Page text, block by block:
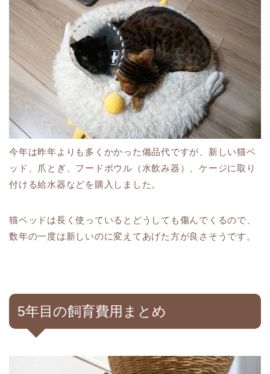
今年は昨年よりも多くかかった備品代ですが、新しい猫ベ
ッド、爪とぎ、フードボウル（水飲み器）、ケージに取り
付ける給水器などを購入しました。
猫ベッドは長く使っているとどうしても傷んでくるので、
数年の一度は新しいのに変えてあげた方が良さそうです。
5年目の飼育費用まとめ